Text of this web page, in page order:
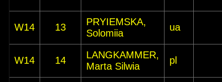
W14 13
PRYIEMSKA,
Solomiia
ua
W14 14
LANGKAMMER,
Marta Silwia
pl